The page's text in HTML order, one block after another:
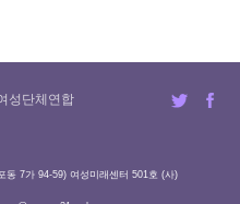
성단체연합
동 7가 94-59) 여성미래센터 501호 (사)